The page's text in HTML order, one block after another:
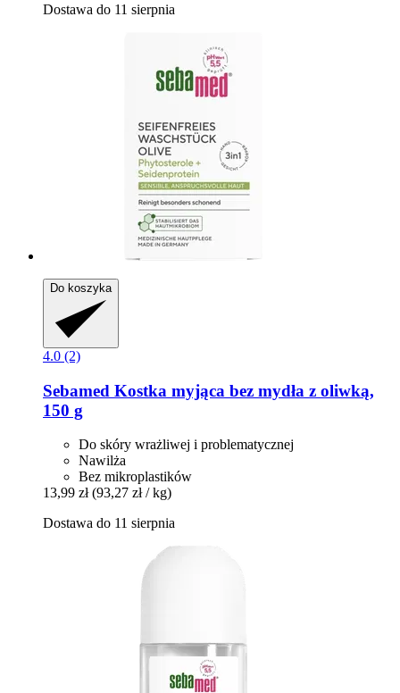
Dostawa do 11 sierpnia
Do koszyka
4.0 (2)
Sebamed Kostka myjąca bez mydła z oliwką,
150 g
Do skóry wrażliwej i problematycznej
Nawilża
Bez mikroplastików
13,99 zł (93,27 zł / kg)
Dostawa do 11 sierpnia